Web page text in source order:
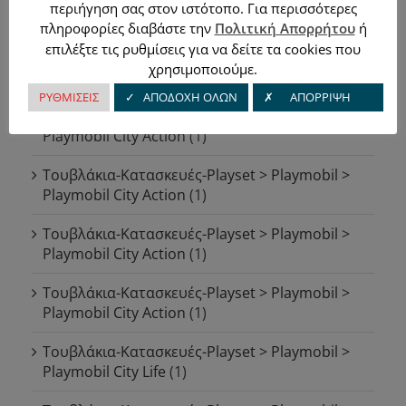
Playmobil City Action(1)
Τουβλάκια-Κατασκευές-Playset > Playmobil >
Playmobil City Action (1)
Τουβλάκια-Κατασκευές-Playset > Playmobil >
Playmobil City Action(1)
Τουβλάκια-Κατασκευές-Playset > Playmobil >
Playmobil City Action (1)
Τουβλάκια-Κατασκευές-Playset > Playmobil >
Playmobil City Action (1)
Τουβλάκια-Κατασκευές-Playset > Playmobil >
Playmobil City Action (1)
Τουβλάκια-Κατασκευές-Playset > Playmobil >
Playmobil City Life (1)
περιήγηση σας στον ιστότοπο. Για περισσότερες
πληροφορίες διαβάστε την Πολιτική Απορρήτουή
επιλέξτε τις ρυθμίσεις για να δείτε τα cookies που
χρησιμοποιούμε.
ΡΥΘΜΙΣΕΙΣ ✓ ΑΠΟΔΟΧΗ ΟΛΩΝ ✗ ΑΠΟΡΡΙΨΗ